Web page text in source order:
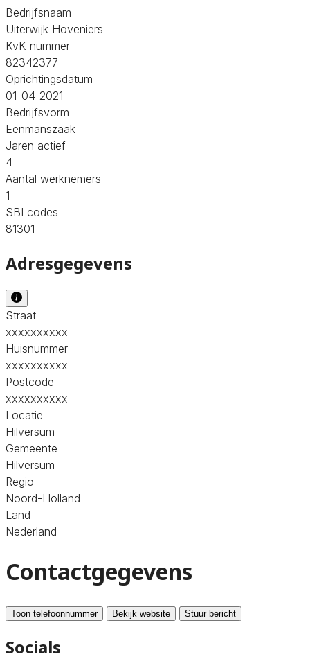
Bedrijfsnaam
Uiterwijk Hoveniers
KvK nummer
82342377
Oprichtingsdatum
01-04-2021
Bedrijfsvorm
Eenmanszaak
Jaren actief
4
Aantal werknemers
1
SBI codes
81301
Adresgegevens
Straat
xxxxxxxxxx
Huisnummer
xxxxxxxxxx
Postcode
xxxxxxxxxx
Locatie
Hilversum
Gemeente
Hilversum
Regio
Noord-Holland
Land
Nederland
Contactgegevens
Toon telefoonnummer Bekijk website Stuur bericht
Socials